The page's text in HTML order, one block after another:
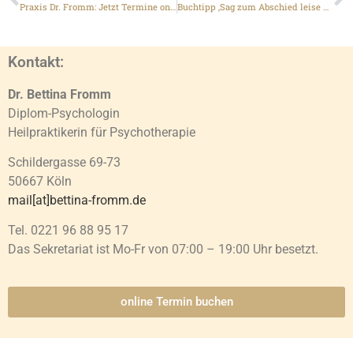
Kontakt:
Dr. Bettina Fromm
Diplom-Psychologin
Heilpraktikerin für Psychotherapie
Schildergasse 69-73
50667 Köln
mail[at]bettina-fromm.de
Tel. 0221 96 88 95 17
Das Sekretariat ist Mo-Fr von 07:00 – 19:00 Uhr besetzt.
online Termin buchen